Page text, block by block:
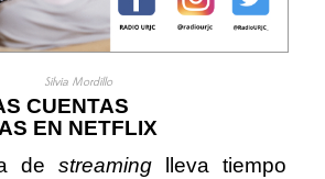
Silvia Mordillo
CUENTAS
EN NETFLIX
de streaming lleva tiempo